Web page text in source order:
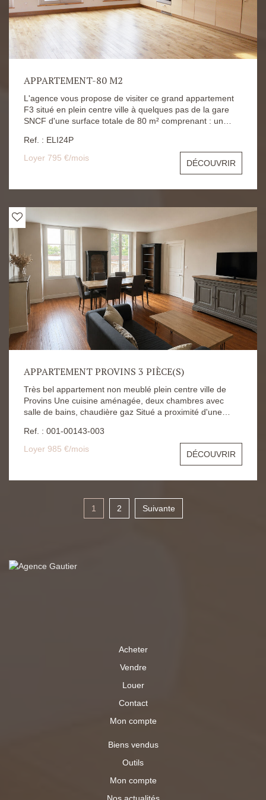
sont à 1221.03€. Les risques auxquels ce bien s'expose
sont disponibles sur le site Géorisques :
https://www.georisques.gouv.fr/
APPARTEMENT-80 M2
L'agence vous propose de visiter ce grand appartement
F3 situé en plein centre ville à quelques pas de la gare
SNCF d'une surface totale de 80 m² comprenant : un
une salle d'eau, wc. Le loyer est fixé à : 795 euros Les
honoraires d'agences sont de : 880 euros Le dépôt de
s'expose sont disponibles sur le site Géorisques :
https://www.georisques.gouv.fr/
Ref. : ELI24P
Loyer 795 €/mois
DÉCOUVRIR
APPARTEMENT PROVINS 3 PIÈCE(S)
Très bel appartement non meublé plein centre ville de
Provins Une cuisine aménagée, deux chambres avec
salle de bains, chaudière gaz Situé a proximité d'une
Ref. : 001-00143-003
Loyer 985 €/mois
DÉCOUVRIR
1 2 Suivante
Acheter
Vendre
Louer
Contact
Mon compte
Biens vendus
Outils
Mon compte
Nos actualités